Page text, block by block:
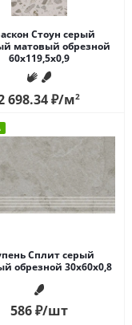
Стоун серый
матовый обрезной
60x119,5x0,9
698.34₽/м2
Сплит серый
обрезной 30x60x0,8
586₽/шт